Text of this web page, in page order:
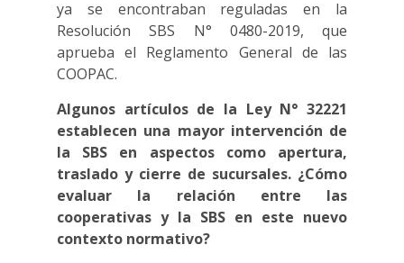
ya se encontraban reguladas en la
Resolución SBS N° 0480-2019, que
aprueba el Reglamento General de las
COOPAC.
Algunos artículos de la Ley N° 32221
establecen una mayor intervención de
la SBS en aspectos como apertura,
traslado y cierre de sucursales. ¿Cómo
evaluar la relación entre las
cooperativas y la SBS en este nuevo
contexto normativo?